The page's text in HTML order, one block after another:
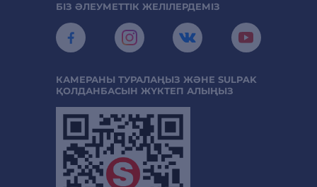
БІЗ ӘЛЕУМЕТТІК ЖЕЛІЛЕРДЕМІЗ
КАМЕРАНЫ ТУРАЛАҢЫЗ ЖӘНЕ SULPAK
ҚОЛДАНБАСЫН ЖҮКТЕП АЛЫҢЫЗ